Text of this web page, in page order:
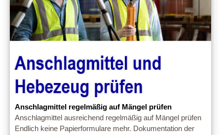
Anschlagmittel regelmäßig auf Mängel prüfen
Anschlagmittel ausreichend regelmäßig auf Mängel prüfen
Endlich keine Papierformulare mehr. Dokumentation der